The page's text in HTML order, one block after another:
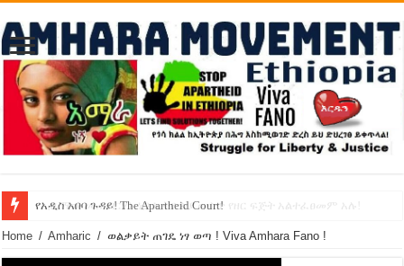
የኢዜማው መሪ ብርሃኑ ነጋ ኢትዮጵያ ውስጥ የዘር ፍጅት አልተፈፀመም አሉ!
የአዲስ አበባ ጉዳይ! The Apartheid Court!
Home / Amharic / ወልቃይት ጠገዴ ነፃ ወጣ ! Viva Amhara Fano !